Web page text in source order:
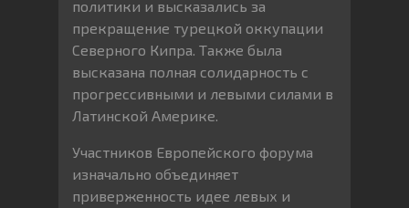
политики и высказались за
прекращение турецкой оккупации
Северного Кипра. Также была
высказана полная солидарность с
прогрессивными и левыми силами в
Латинской Америке.
Участников Европейского форума
изначально объединяет
приверженность идее левых и